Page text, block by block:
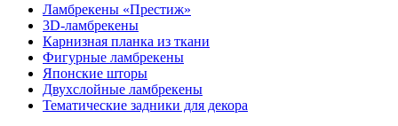
Ламбрекены «Престиж»
3D-ламбрекены
Карнизная планка из ткани
Фигурные ламбрекены
Японские шторы
Двухслойные ламбрекены
Тематические задники для декора